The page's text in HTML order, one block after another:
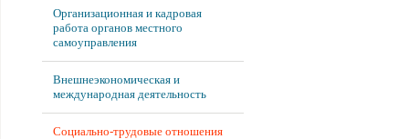
Организационная и кадровая
работа органов местного
самоуправления
Внешнеэкономическая и
международная деятельность
Социально-трудовые отношения